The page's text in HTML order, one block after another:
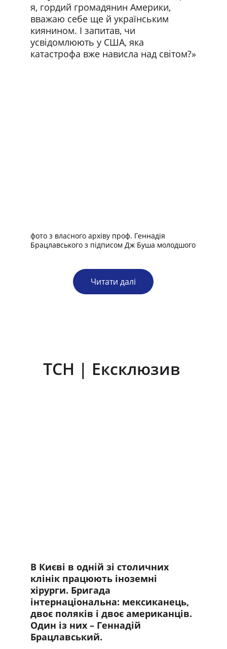
я, гордий громадянин Америки,
вважаю себе ще й українським
киянином. І запитав, чи
усвідомлюють у США, яка
катастрофа вже нависла над світом?»
Читати далі
фото з власного архіву проф. Геннадія
Брацлавського з підписом Дж Буша молодшого
ТСН | Ексклюзив
В Києві в одній зі столичних
клінік працюють іноземні
хірурги. Бригада
інтернаціональна: мексиканець,
двоє поляків і двоє американців.
Один із них – Геннадій
Брацлавський.